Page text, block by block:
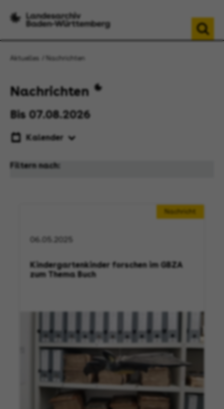
Aktuelles Nachrichten
Nachrichten
Bis 07.08.2026
Kalender
Filtern nach:
Nachricht
06.05.2025
Kindergartenkinder forschen im GBZA
zum Thema Buch